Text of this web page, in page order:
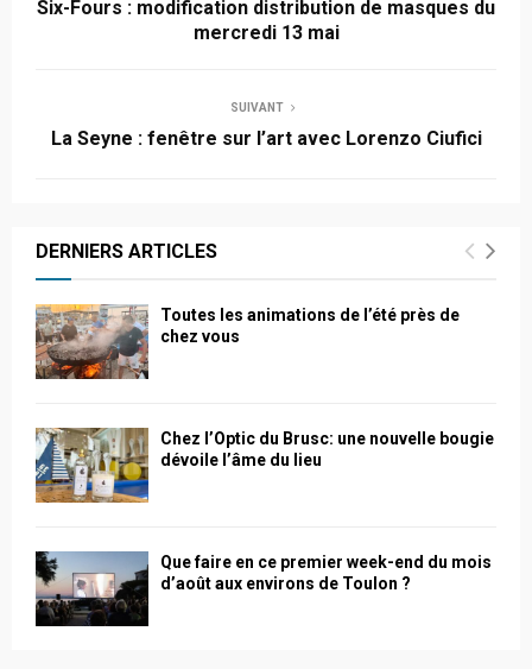
Six-Fours : modification distribution de masques du
mercredi 13 mai
SUIVANT
La Seyne : fenêtre sur l’art avec Lorenzo Ciufici
DERNIERS ARTICLES
Toutes les animations de l’été près de
chez vous
Chez l’Optic du Brusc: une nouvelle bougie
dévoile l’âme du lieu
Que faire en ce premier week-end du mois
d’août aux environs de Toulon ?